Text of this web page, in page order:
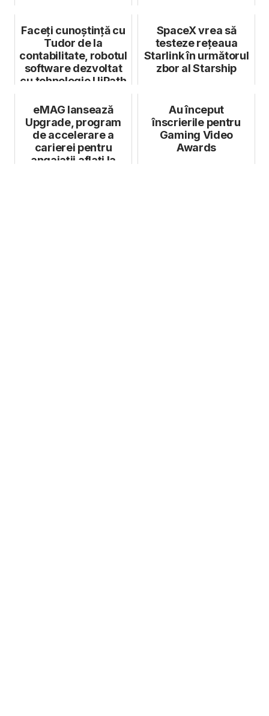
Faceți cunoștință cu
Tudor de la
contabilitate, robotul
software dezvoltat
cu tehnologie UiPath
SpaceX vrea să
testeze rețeaua
Starlink în următorul
zbor al Starship
eMAG lansează
Upgrade, program
de accelerare a
carierei pentru
angajații aflați la
Au început
înscrierile pentru
Gaming Video
Awards